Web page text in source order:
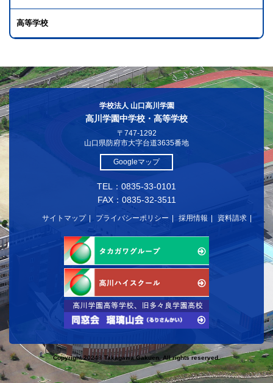
高等学校
学校法人 山口高川学園
高川学園中学校・高等学校
〒747-1292
山口県防府市大字台道3635番地
Googleマップ
TEL：0835-33-0101
FAX：0835-32-3511
サイトマップ プライバシーポリシー 採用情報 資料請求
Copyright 2024© Takagawa Gakuen. All rights reserved.